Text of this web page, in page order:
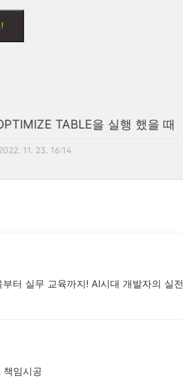
TABLE을 실행 했을 때
11. 23. 16:14
터 실무 교육까지! AI시대 개발자의 실
책임시공